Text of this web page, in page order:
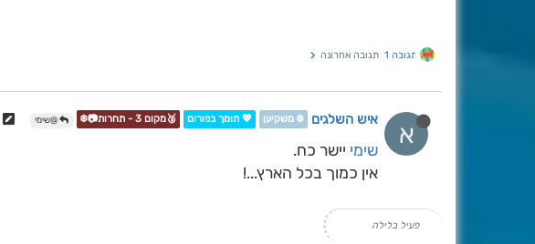
תגובה 1 תגובה אחרונה
א איש השלגים ❄️ משקיען 💖 תומך בפורום 🥉מקום 3 - תחרות📷❄️ @שימי
שימי יישר כח.
אין כמוך בכל הארץ...!
פעיל בלילה